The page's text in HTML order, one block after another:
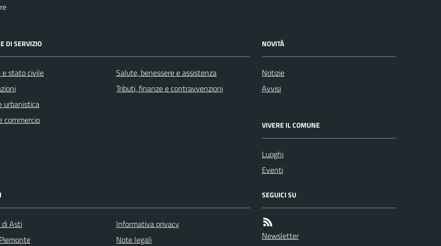
DI SERVIZIO
e stato civile
urbanistica
commercio
Salute, benessere e assistenza
Tributi, finanze e contravvenzioni
NOVITÀ
Notizie
Avvisi
VIVERE IL COMUNE
Luoghi
Eventi
di Asti
Informativa privacy
Note legali
SEGUICI SU
Newsletter